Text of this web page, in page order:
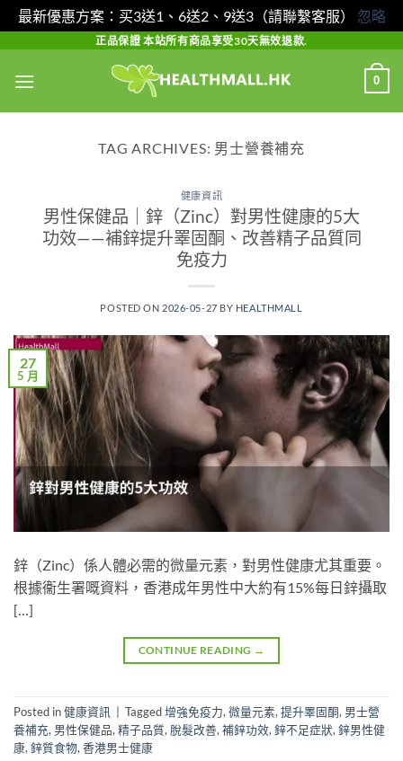
最新優惠方案：买3送1、6送2、9送3（請聯繫客服） 忽略
content
正品保證 本站所有商品享受30天無效退款.
0
TAG ARCHIVES: 男士營養補充
健康資訊
男性保健品｜鋅（Zinc）對男性健康的5大
功效——補鋅提升睪固酮、改善精子品質同
免疫力
POSTED ON 2026-05-27 BY HEALTHMALL
27
5 月
鋅（Zinc）係人體必需的微量元素，對男性健康尤其重要。
根據衞生署嘅資料，香港成年男性中大約有15%每日鋅攝取
[…]
CONTINUE READING →
Posted in健康資訊 Tagged增強免疫力,微量元素,提升睪固酮, 男士營
養補充, 男性保健品,精子品質,脫髮改善,補鋅功效,鋅不足症狀,鋅男性健
康,鋅質食物,香港男士健康